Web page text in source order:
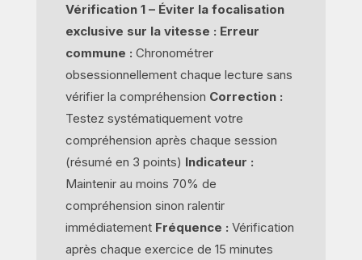
Vérification 1 – Éviter la focalisation
exclusive sur la vitesse : Erreur
commune : Chronométrer
obsessionnellement chaque lecture sans
vérifier la compréhension Correction :
Testez systématiquement votre
compréhension après chaque session
(résumé en 3 points) Indicateur :
Maintenir au moins 70% de
compréhension sinon ralentir
immédiatement Fréquence : Vérification
après chaque exercice de 15 minutes